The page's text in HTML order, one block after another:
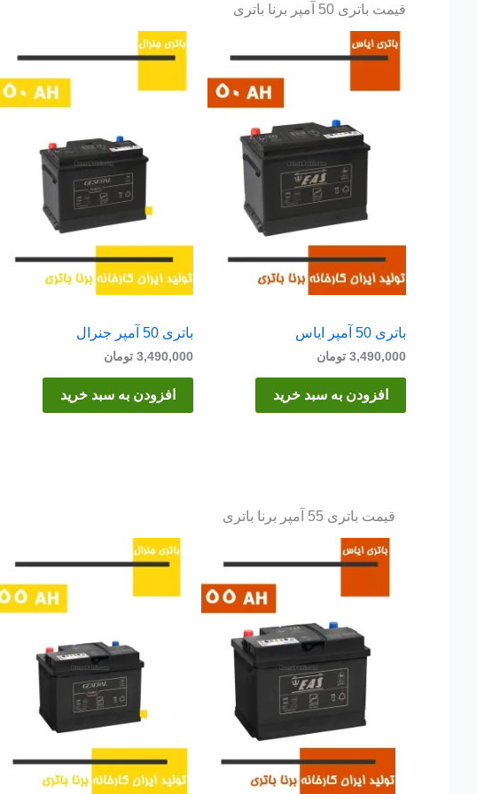
قیمت باتری 50 آمپر برنا باتری
باتری 50 آمپر ایاس
3,490,000 تومان
افزودن به سبد خرید
باتری 50 آمپر جنرال
3,490,000 تومان
افزودن به سبد خرید
قیمت باتری 55 آمپر برنا باتری